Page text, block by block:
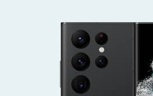
み
し
た
そ